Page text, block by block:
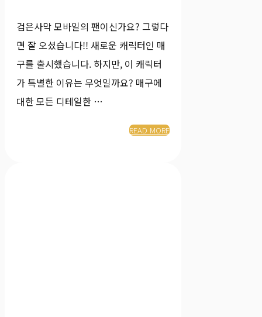
검은사막 모바일의 팬이신가요? 그렇다
면 잘 오셨습니다!! 새로운 캐릭터인 매
구를 출시했습니다. 하지만, 이 캐릭터
가 특별한 이유는 무엇일까요? 매구에
대한 모든 디테일한 …
READ MORE